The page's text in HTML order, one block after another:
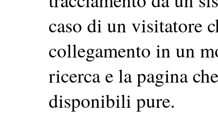
caso di un visitatore
collegamento in un
ricerca e la pagina
disponibili pure.